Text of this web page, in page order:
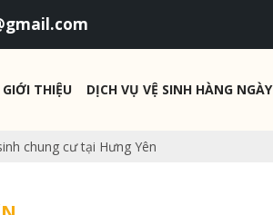
GIỚI THIỆU DỊCH VỤ VỆ SINH HÀNG NGÀY
chung cư tại Hưng Yên